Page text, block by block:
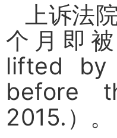
上诉法
个月即
lifted by
before
2015. ）。